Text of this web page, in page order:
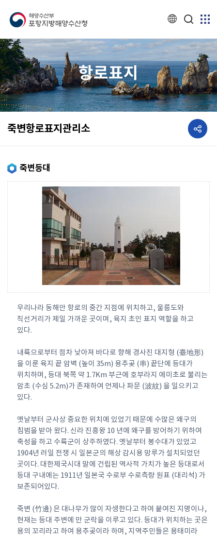
항로표지
죽변항로표지관리소 공유하기
죽변등대
우리나라 동해안 항로의 중간 지점에 위치하고, 울릉도와
직선거리가 제일 가까운 곳이며, 육지 초인 표지 역할을 하고
있다.
내륙으로부터 점차 낮아져 바다로 향해 경사진 대지형 (臺地形)
을 이룬 육지 끝 암벽 (높이 35m) 용추곶 (串) 끝단에 등대가
위치하며, 등대 북쪽 약 1.7Km 부근에 호부라지 에미초로 불리는
암초 (수심 5.2m)가 존재하여 언제나 파문 (波紋) 을 일으키고
있다.
옛날부터 군사상 중요한 위치에 있었기 때문에 수많은 왜구의
침범을 받아 왔다. 신라 진흥왕 10 년에 왜구를 방어하기 위하여
축성을 하고 수륙군이 상주하였다. 옛날부터 봉수대가 있었고
1904년 러일 전쟁 시 일본군의 해상 감시용 망루가 설치되었던
곳이다. 대한제국시대 말에 건립된 역사적 가치가 높은 등대로서
등대 구내에는 1911년 일본국 수로부 수로측량 원표 (대리석) 가
보존되어있다.
죽변 (竹邊) 은 대나무가 많이 자생한다고 하여 붙여진 지명이나,
현재는 등대 주변에 만 군락을 이루고 있다. 등대가 위치하는 곳은
용의 꼬리라고 하여 용추곶이라 하며, 지역주민들은 용태미라